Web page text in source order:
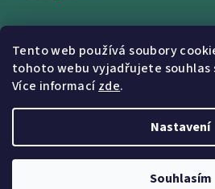
Tento web používá soubory
tohoto webu vyjadřujete souhlas
Více informacízde.
Nastavení
Souhlasím